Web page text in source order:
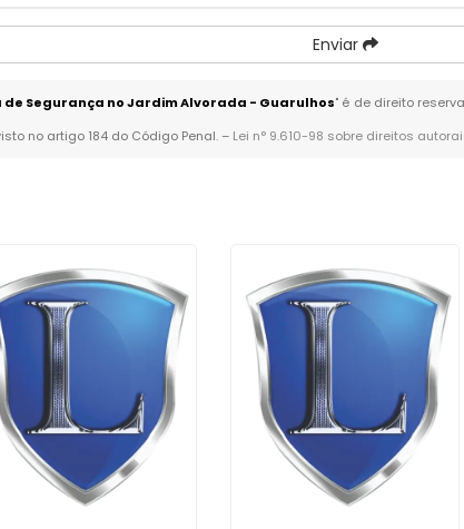
Enviar
de Segurança no Jardim Alvorada - Guarulhos" é de direito
no artigo 184 do Código Penal. – Lei n° 9.610-98 sobre direitos